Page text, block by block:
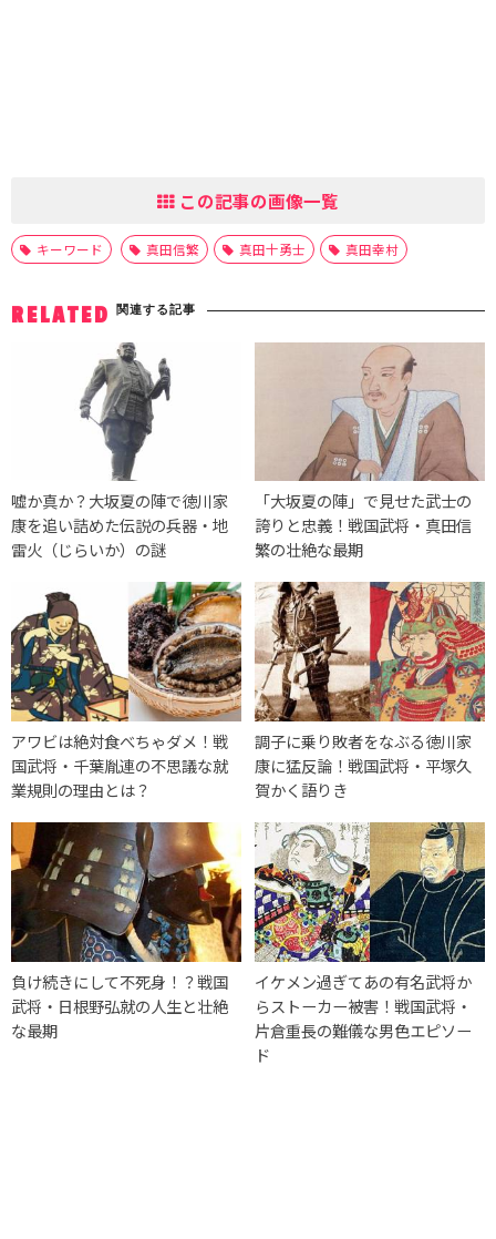
この記事の画像一覧
キーワード 真田信繁 真田十勇士 真田幸村
RELATED 関連する記事
嘘か真か？大坂夏の陣で徳川家
康を追い詰めた伝説の兵器・地
雷火（じらいか）の謎
「大坂夏の陣」で見せた武士の
誇りと忠義！戦国武将・真田信
繁の壮絶な最期
アワビは絶対食べちゃダメ！戦
国武将・千葉胤連の不思議な就
業規則の理由とは？
調子に乗り敗者をなぶる徳川家
康に猛反論！戦国武将・平塚久
賀かく語りき
負け続きにして不死身！？戦国
武将・日根野弘就の人生と壮絶
な最期
イケメン過ぎてあの有名武将か
らストーカー被害！戦国武将・
片倉重長の難儀な男色エピソー
ド